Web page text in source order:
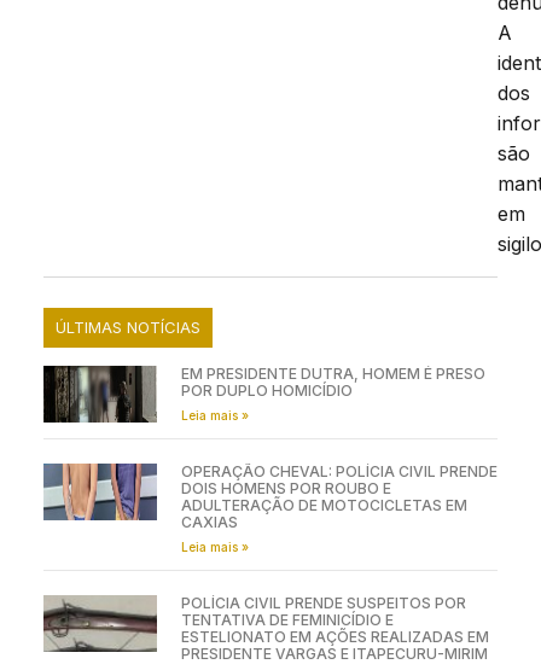
A
dos
são
em
ÚLTIMAS NOTÍCIAS
EM PRESIDENTE DUTRA, HOMEM É PRESO
POR DUPLO HOMICÍDIO
Leia mais »
OPERAÇÃO CHEVAL: POLÍCIA CIVIL PRENDE
DOIS HOMENS POR ROUBO E
ADULTERAÇÃO DE MOTOCICLETAS EM
CAXIAS
Leia mais »
POLÍCIA CIVIL PRENDE SUSPEITOS POR
TENTATIVA DE FEMINICÍDIO E
ESTELIONATO EM AÇÕES REALIZADAS EM
PRESIDENTE VARGAS E ITAPECURU-MIRIM